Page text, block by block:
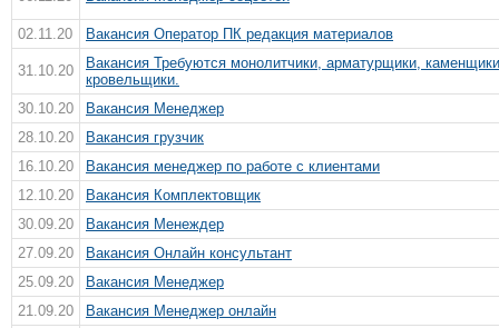
02.11.20 Вакансия Оператор ПК редакция материалов
31.10.20
Вакансия Требуются монолитчики, арматурщики,
кровельщики.
30.10.20
Вакансия Менеджер
28.10.20
Вакансия грузчик
16.10.20
Вакансия менеджер по работе с клиентами
12.10.20
Вакансия Комплектовщик
30.09.20
Вакансия Менеждер
27.09.20
Вакансия Онлайн консультант
25.09.20
Вакансия Менеджер
21.09.20
Вакансия Менеджер онлайн